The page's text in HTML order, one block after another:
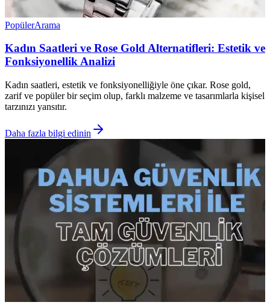
PopülerArama
Kadın Saatleri ve Rose Gold Alternatifleri: Estetik ve
Fonksiyonellik Analizi
Kadın saatleri, estetik ve fonksiyonelliğiyle öne çıkar. Rose gold,
zarif ve popüler bir seçim olup, farklı malzeme ve tasarımlarla kişisel
tarzınızı yansıtır.
Daha fazla bilgi edinin